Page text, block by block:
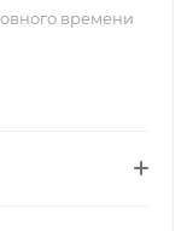
времени